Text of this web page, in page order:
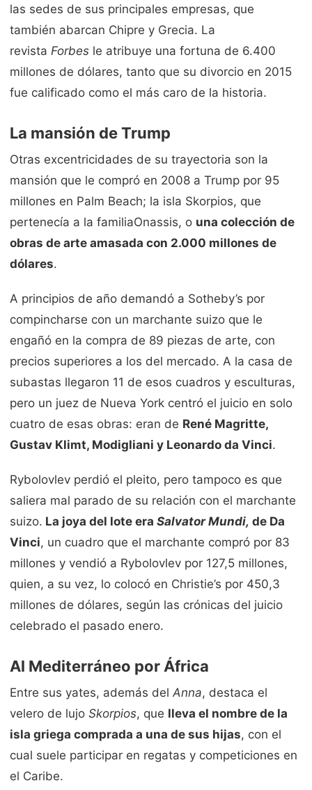
las sedes de sus principales empresas, que
también abarcan Chipre y Grecia. La
revista Forbes le atribuye una fortuna de 6.400
millones de dólares, tanto que su divorcio en 2015
fue calificado como el más caro de la historia.
La mansión de Trump
Otras excentricidades de su trayectoria son la
mansión que le compró en 2008 a Trump por 95
millones en Palm Beach; la isla Skorpios, que
pertenecía a la familiaOnassis, o una colección de
obras de arte amasada con 2.000 millones de
dólares.
A principios de año demandó a Sotheby’s por
compincharse con un marchante suizo que le
engañó en la compra de 89 piezas de arte, con
precios superiores a los del mercado. A la casa de
subastas llegaron 11 de esos cuadros y esculturas,
pero un juez de Nueva York centró el juicio en solo
cuatro de esas obras: eran de René Magritte,
Gustav Klimt, Modigliani y Leonardo da Vinci.
Rybolovlev perdió el pleito, pero tampoco es que
saliera mal parado de su relación con el marchante
suizo. La joya del lote era Salvator Mundi, de Da
Vinci, un cuadro que el marchante compró por 83
millones y vendió a Rybolovlev por 127,5 millones,
quien, a su vez, lo colocó en Christie’s por 450,3
millones de dólares, según las crónicas del juicio
celebrado el pasado enero.
Al Mediterráneo por África
Entre sus yates, además del Anna, destaca el
velero de lujo Skorpios, que lleva el nombre de la
isla griega comprada a una de sus hijas, con el
cual suele participar en regatas y competiciones en
el Caribe.